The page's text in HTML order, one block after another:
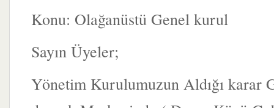
Konu: Olağanüstü Genel kurul
Sayın Üyeler;
Yönetim Kurulumuzun Aldığı karar